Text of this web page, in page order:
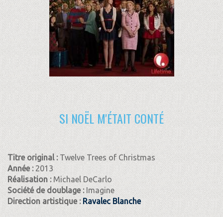
SI NOËL M'ÉTAIT CONTÉ
Titre original : Twelve Trees of Christmas
Année : 2013
Réalisation :Michael DeCarlo
Société de doublage :Imagine
Direction artistique : Ravalec Blanche